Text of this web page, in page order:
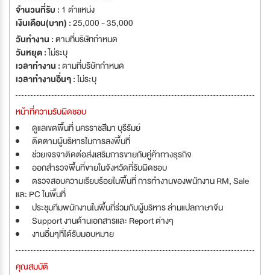
จำนวนที่รับ : 1 ตำแหน่ง
เงินเดือน(บาท) :25,000 - 35,000
วันทำงาน :ตามที่บริษัทกำหนด
วันหยุด :ไม่ระบุ
เวลาทำงาน :ตามที่บริษัทกำหนด
เวลาทำงานอื่นๆ :ไม่ระบุ
หน้าที่ความรับผิดชอบ
ดูแลเขตพื้นที่ นครราชสีมา บุรีรัมย์
ติดตามผู้บริหารในการลงพื้นที่
ช่วยเจรจาติดต่อส่งเสริมการขายกับคู่ค้าทางธุรกิจ
ออกสำรวจพื้นที่ขายในจังหวัดที่รับผิดชอบ
ตรวจสอบความเรียบร้อยในพื้นที่ การทำงานของพนักงาน RM, Sale
และ PC ในพื้นที่
ประชุมทีมพนักงานในพื้นที่ร่วมกับผู้บริหาร ล่ามแปลภาษาจีน
Support งานด้านเอกสารและ Report ต่างๆ
งานอื่นๆที่ได้รับมอบหมาย
คุณสมบัติ